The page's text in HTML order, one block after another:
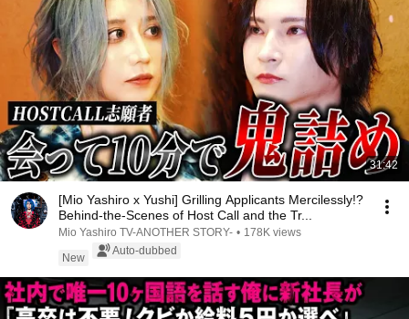
31:42
[Mio Yashiro x Yushi] Grilling Applicants Mercilessly!?
Behind-the-Scenes of Host Call and the Tr...
Mio Yashiro TV-ANOTHER STORY- • 178K views
New
Auto-dubbed